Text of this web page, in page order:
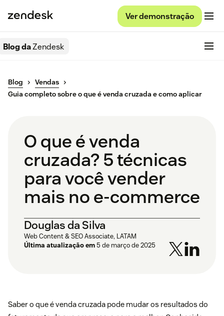
Ver demonstração
Blog daZendesk
Blog
Vendas
Guia completo sobre o que é venda cruzada e como aplicar
O que é venda
cruzada? 5 técnicas
para você vender
mais no e-commerce
Douglas da Silva
Web Content & SEO Associate, LATAM
Última atualização em5 de março de 2025
Saber o que é venda cruzada pode mudar os resultados do